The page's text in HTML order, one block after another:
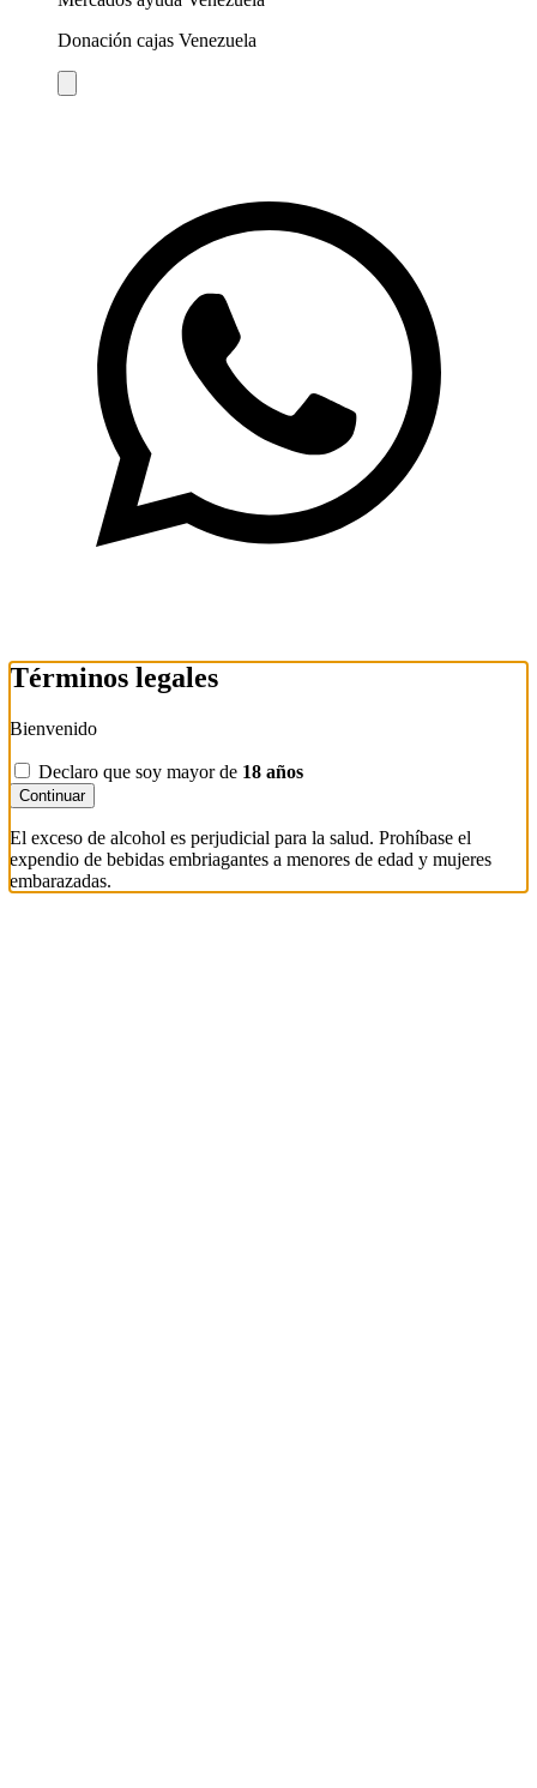
Donación cajas Venezuela
Términos legales
Bienvenido
Declaro que soy mayor de 18 años
Continuar
El exceso de alcohol es perjudicial para la salud. Prohíbase el
expendio de bebidas embriagantes a menores de edad y mujeres
embarazadas.